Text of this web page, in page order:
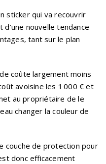
sticker qui va recouvrir
d’une nouvelle tendance
tant sur le plan
coûte largement moins
avoisine les 1 000 € et
au propriétaire de le
changer la couleur de
couche de protection pour
donc efficacement